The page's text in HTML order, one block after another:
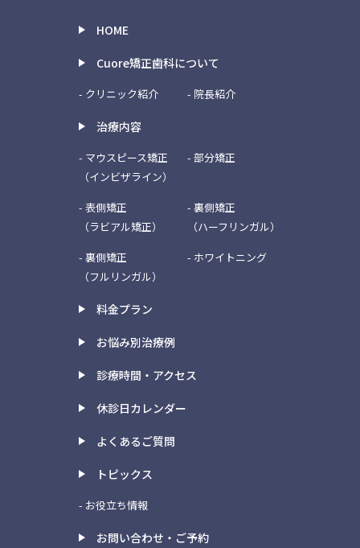
HOME
治療内容
- マウスピース矯正
（インビザライン）
- 部分矯正
- 表側矯正
（ラビアル矯正）
- 裏側矯正
（ハーフリンガル）
- 裏側矯正
（フルリンガル）
- ホワイトニング
Cuore矯正歯科について
- クリニック紹介 - 院長紹介
料金プラン
お悩み別治療例
診療時間・アクセス
休診日カレンダー
よくあるご質問
トピックス
- お役立ち情報
お問い合わせ・ご予約